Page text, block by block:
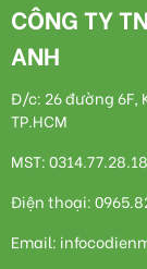
CÔNG TY
ANH
Đ/c: 26 đường 6F,
TP.HCM
MST: 0314.77.28.18
Điện thoại:
Email: